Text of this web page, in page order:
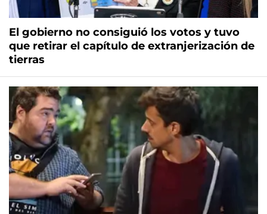
El gobierno no consiguió los votos y tuvo
que retirar el capítulo de extranjerización de
tierras